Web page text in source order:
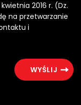
2016 r. (Dz.
na przetwarzanie
i